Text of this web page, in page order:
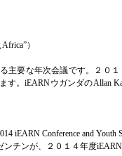
）
主要な年次会議です。２０
。iEARNウガンダのAllan
iEARN Conference and Youth
チンが、２０１４年度